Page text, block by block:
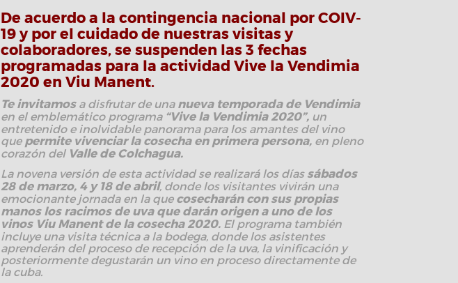
De acuerdo a la contingencia nacional por COIV-
19 y por el cuidado de nuestras visitas y
colaboradores, se suspenden las 3 fechas
programadas para la actividad Vive la Vendimia
2020 en Viu Manent.
Te invitamosa disfrutar de una nueva temporada de Vendimia
en el emblemático programa “Vive la Vendimia 2020”, un
entretenido e inolvidable panorama para los amantes del vino
que permite vivenciar la cosecha en primera persona, en pleno
corazón del Valle de Colchagua.
La novena versión de esta actividad se realizará los días sábados
28 de marzo, 4 y 18 de abril, donde los visitantes vivirán una
emocionante jornada en la que cosecharán con sus propias
manos los racimos de uva que darán origen a uno de los
vinos Viu Manent de la cosecha 2020. El programa también
incluye una visita técnica a la bodega, donde los asistentes
aprenderán del proceso de recepción de la uva, la vinificación y
posteriormente degustarán un vino en proceso directamente de
la cuba.